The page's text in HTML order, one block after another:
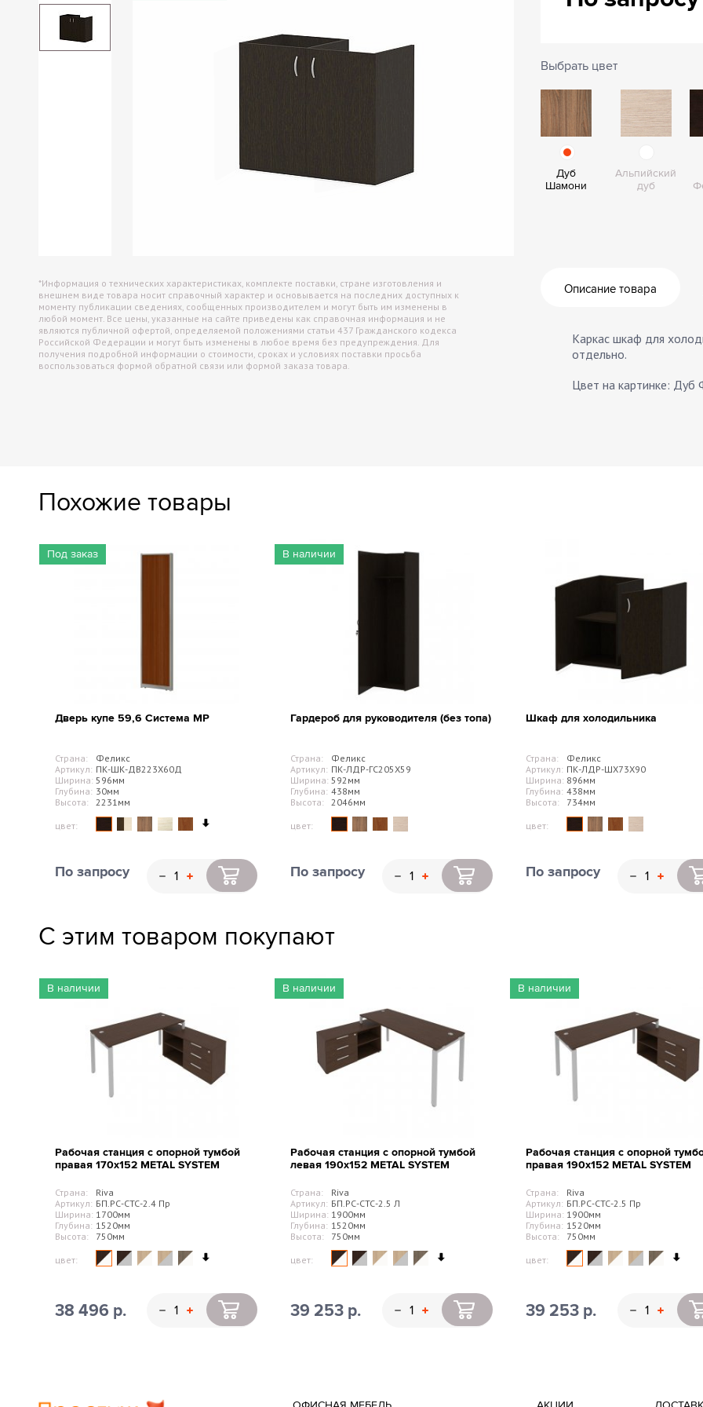
Настенные панели (отбойники)
*Информация о технических характеристиках, комплекте поставки, стране изготовления и
внешнем виде товара носит справочный характер и основывается на последних доступных к
моменту публикации сведениях, сообщенных производителем и могут быть им изменены в
любой момент. Все цены, указанные на сайте приведены как справочная информация и не
являются публичной офертой, определяемой положениями статьи 437 Гражданского кодекса
Российской Федерации и могут быть изменены в любое время без предупреждения. Для
получения подробной информации о стоимости, сроках и условиях поставки просьба
воспользоваться формой обратной связи или формой заказа товара.
Выбрать цвет
Дуб
Шамони
Альпийский
дуб
Описание товара
Каркас шкаф для
отдельно.
Цвет на картинке: Дуб
Похожие товары
Под заказ
Дверь купе 59,6 Система МР
Страна:
Феликс
Артикул: ПК-ШК-ДВ223Х60Д
Ширина: 596мм
Глубина: 30мм
Высота:
2231мм
цвет:
По запросу
В наличии
Гардероб для руководителя (без топа)
Страна:
Феликс
Артикул: ПК-ЛДР-ГС205Х59
Ширина: 592мм
Глубина: 438мм
Высота:
2046мм
цвет:
По запросу
Шкаф для холодильника
Страна:
Феликс
Артикул: ПК-ЛДР-ШХ73Х90
Ширина: 896мм
Глубина: 438мм
Высота:
734мм
цвет:
По запросу
С этим товаром покупают
В наличии
Рабочая станция с опорной тумбой
правая 170х152 METAL SYSTEM
Страна:
Riva
Артикул: БП.РС-СТС-2.4 Пр
Ширина: 1700мм
Глубина: 1520мм
Высота:
750мм
цвет:
38 496 р.
В наличии
Рабочая станция с опорной тумбой
левая 190х152 METAL SYSTEM
Страна:
Riva
Артикул: БП.РС-СТС-2.5 Л
Ширина: 1900мм
Глубина: 1520мм
Высота:
750мм
цвет:
39 253 р.
В наличии
Рабочая станция с опорной
правая 190х152 METAL SYSTEM
Страна:
Riva
Артикул: БП.РС-СТС-2.5 Пр
Ширина: 1900мм
Глубина: 1520мм
Высота:
750мм
цвет:
39 253 р.